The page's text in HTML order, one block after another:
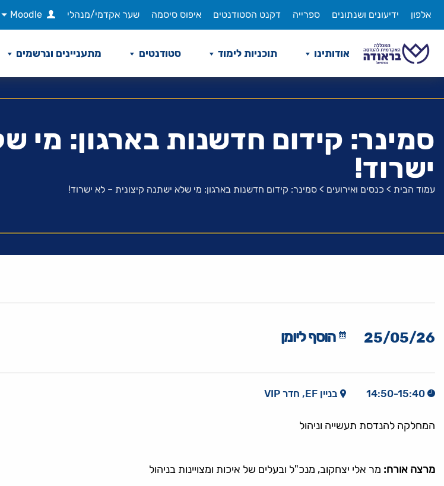
לתוכן
אלפון ידיעונים ושנתונים ספרייה דקנט הסטודנטים איפוס סיסמה שער אקדמי/מנהלי Moodle
אודותינו תוכניות לימוד סטודנטים מתעניינים ונרשמים
סמינר: קידום חדשנות בארגון: מי
ישרוד!
עמוד הבית > כנסים ואירועים > סמינר: קידום חדשנות בארגון: מי שלא ישתנה קיצונית – לא ישרוד!
25/05/26 הוסף ליומן
14:50-15:40 בניין EF, חדר VIP
המחלקה להנדסת תעשייה וניהול
מרצה אורח: מר אלי יצחקוב, מנכ"ל ובעלים של איכות ומצויינות בניהול